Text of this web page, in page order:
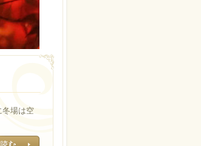
冬場は空